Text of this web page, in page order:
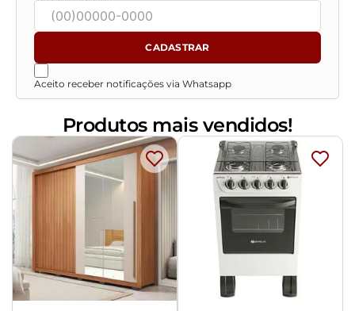
CADASTRAR
Aceito receber notificações via Whatsapp
Produtos mais vendidos!